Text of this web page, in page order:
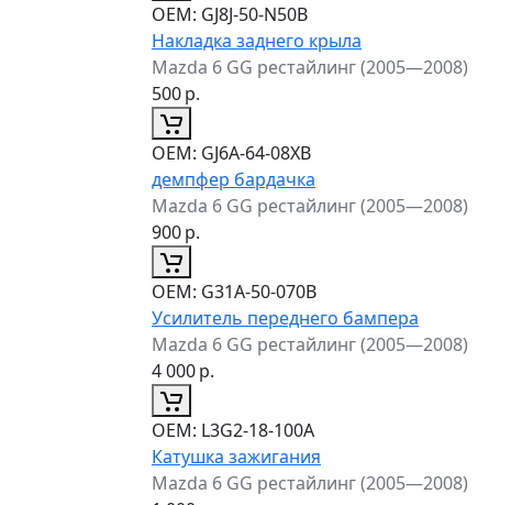
ОЕМ: GJ8J-50-N50B
Накладка заднего крыла
Mazda 6 GG рестайлинг (2005—2008)
500р.
ОЕМ: GJ6A-64-08XB
демпфер бардачка
Mazda 6 GG рестайлинг (2005—2008)
900р.
ОЕМ: G31A-50-070B
Усилитель переднего бампера
Mazda 6 GG рестайлинг (2005—2008)
4 000р.
ОЕМ: L3G2-18-100A
Катушка зажигания
Mazda 6 GG рестайлинг (2005—2008)